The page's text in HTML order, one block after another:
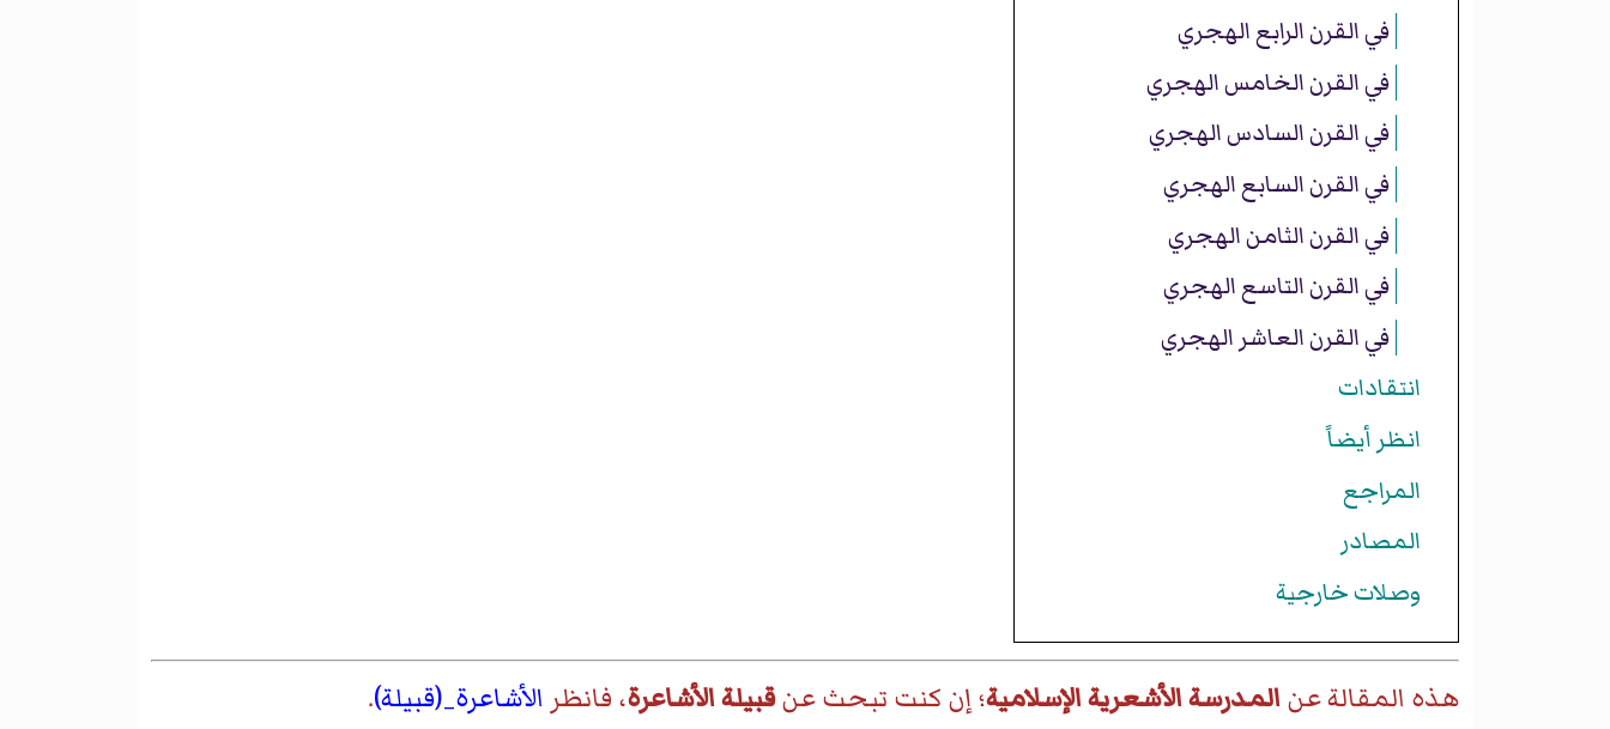
في القرن الرابع الهجري
في القرن الخامس الهجري
في القرن السادس الهجري
في القرن السابع الهجري
في القرن الثامن الهجري
في القرن التاسع الهجري
في القرن العاشر الهجري
انتقادات
انظر أيضاً
المراجع
المصادر
وصلات خارجية
هذه المقالة عن المدرسة الأشعرية الإسلامية؛ إن كنت تبحث عنقبيلة الأشاعرة، فانظر الأشاعرة_(قبيلة).